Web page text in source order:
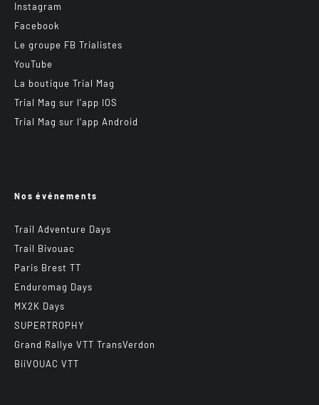
Instagram
Facebook
Le groupe FB Trialistes
YouTube
La boutique Trial Mag
Trial Mag sur l’app IOS
Trial Mag sur l’app Android
Nos événements
Trail Adventure Days
Trail Bivouac
Paris Brest TT
Enduromag Days
MX2K Days
SUPERTROPHY
Grand Rallye VTT TransVerdon
BiiVOUAC VTT